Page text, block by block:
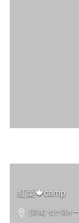
紅葉🍁camp
[宮城] 七ケ宿オ